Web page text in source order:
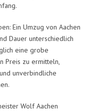
Ein Umzug von Aachen
Dauer unterschiedlich
eine grobe
Preis zu ermitteln,
unverbindliche
Wolf Aachen